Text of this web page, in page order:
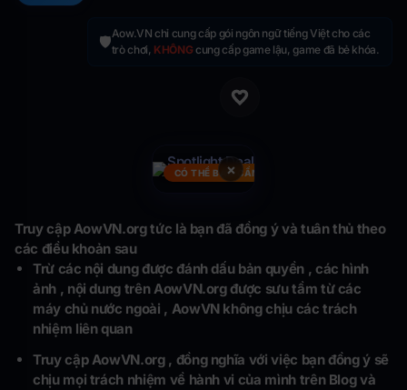
🛡️Aow.VN chỉ cung cấp gói ngôn ngữ tiếng Việt cho các
trò chơi, KHÔNGcung cấp game lậu, game đã bẻ khóa.
×
CÓ THỂ BẠN CẦN
Truy cập AowVN.org tức là bạn đã đồng ý và tuân thủ theo
các điều khoản sau
Trừ các nội dung được đánh dấu bản quyền , các hình
ảnh , nội dung trên AowVN.org được sưu tầm từ các
máy chủ nước ngoài , AowVN không chịu các trách
nhiệm liên quan
Truy cập AowVN.org , đồng nghĩa với việc bạn đồng ý sẽ
chịu mọi trách nhiệm về hành vi của mình trên Blog và